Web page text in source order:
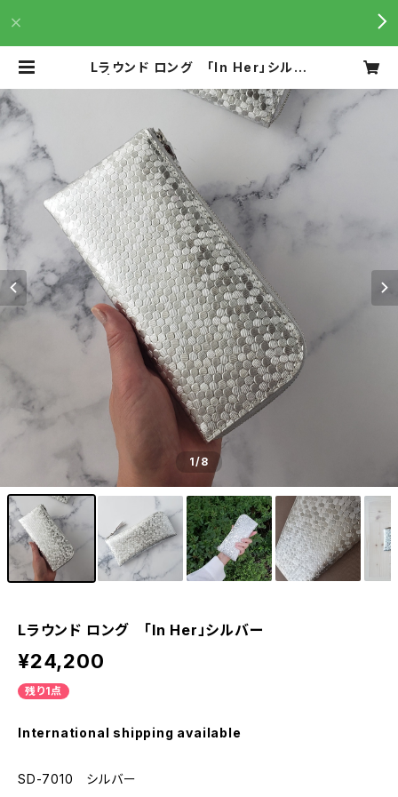
Lラウンド ロング 「In Her」シルバ
工を重ねた美しい革を、気分の上がる
製品に仕立てています。
1/8
Lラウンド ロング 「In Her」シルバー
¥24,200
残り1点
International shipping available
SD-7010 シルバー